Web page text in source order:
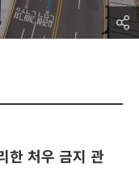
한 처우 금지 관